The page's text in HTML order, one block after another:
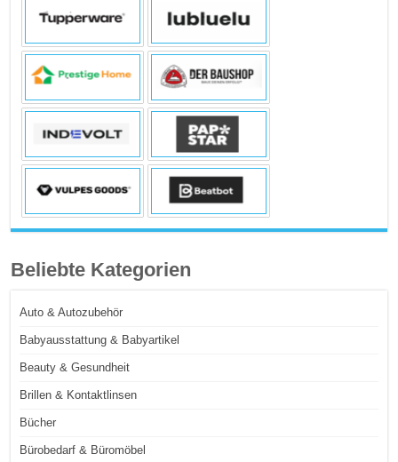
Beliebte Kategorien
Auto & Autozubehör
Babyausstattung & Babyartikel
Beauty & Gesundheit
Brillen & Kontaktlinsen
Bücher
Bürobedarf & Büromöbel